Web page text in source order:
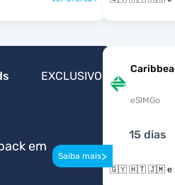
EXCLUSIVO
em
Saiba mais>
eSIMGo
15 dias